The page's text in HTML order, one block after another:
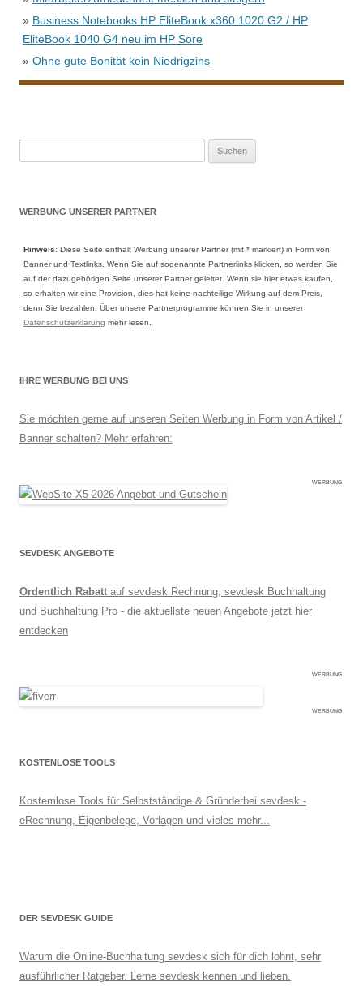
» Business Notebooks HP EliteBook x360 1020 G2 / HP
EliteBook 1040 G4 neu im HP Sore
» Ohne gute Bonität kein Niedrigzins
WERBUNG UNSERER PARTNER
Hinweis: Diese Seite enthält Werbung unserer Partner (mit * markiert) in Form von
Banner und Textlinks. Wenn Sie auf sogenannte Partnerlinks klicken, so werden Sie
auf der dazugehörigen Seite unserer Partner geleitet. Wenn sie hier etwas kaufen,
so erhalten wir eine Provision, dies hat keine nachteilige Wirkung auf dem Preis,
denn Sie bezahlen. Über unsere Partnerprogramme können Sie in unserer
Datenschutzerklärung mehr lesen.
IHRE WERBUNG BEI UNS
Sie möchten gerne auf unseren Seiten Werbung in Form von Artikel /
Banner schalten? Mehr erfahren:
WERBUNG
SEVDESK ANGEBOTE
Ordentlich Rabatt auf sevdesk Rechnung, sevdesk Buchhaltung
und Buchhaltung Pro - die aktuellste neuen Angebote jetzt hier
entdecken
WERBUNG
WERBUNG
KOSTENLOSE TOOLS
Kostemlose Tools für Selbstständige & Gründerbei sevdesk -
eRechnung, Eigenbelege, Vorlagen und vieles mehr...
DER SEVDESK GUIDE
Warum die Online-Buchhaltung sevdesk sich für dich lohnt, sehr
ausführlicher Ratgeber. Lerne sevdesk kennen und lieben.